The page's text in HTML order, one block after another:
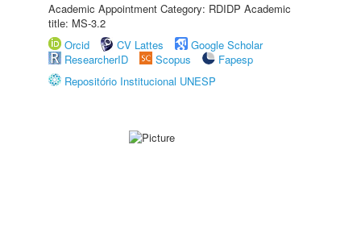
Academic Appointment Category: RDIDP Academic
title: MS-3.2
Orcid
CV Lattes
Google Scholar
ResearcherID
Scopus
Fapesp
Repositório Institucional UNESP